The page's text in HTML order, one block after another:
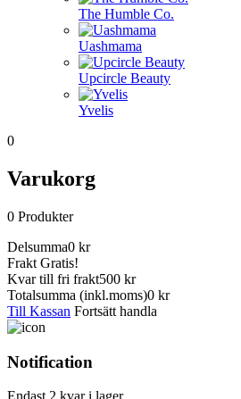
The Humble Co.
Uashmama
Upcircle Beauty
Yvelis
0
Varukorg
0 Produkter
Delsumma0 kr
Frakt Gratis!
Kvar till fri frakt500 kr
Totalsumma (inkl.moms)0 kr
Till Kassan Fortsätt handla
Notification